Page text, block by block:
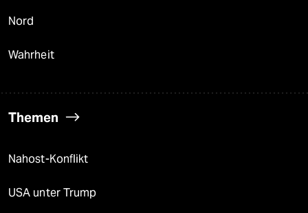
Nord
Wahrheit
Themen
Nahost-Konflikt
USA unter Trump